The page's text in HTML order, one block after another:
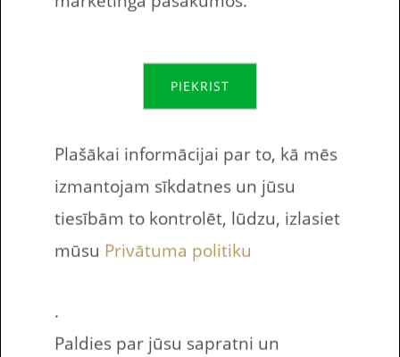
Walk
Vai tu esi robots?
PIEKRIST
Plašākai informācijai par to, kā mēs
izmantojam sīkdatnes un jūsu
tiesībām to kontrolēt, lūdzu, izlasiet
mūsu Privātuma politiku
.
Paldies par jūsu sapratni un